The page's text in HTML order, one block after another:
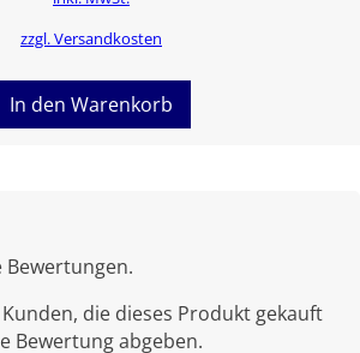
zzgl. Versandkosten
In den Warenkorb
Bewertungen.
die dieses Produkt gekauft
Bewertung abgeben.